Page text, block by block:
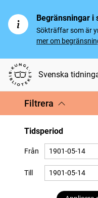
Begränsningar i
Sökträffar som är
mer om
Svenska
Filtrera
Tidsperiod
Från
Till